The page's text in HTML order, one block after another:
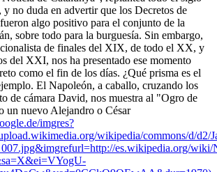
no duda en advertir que los Decretos de
algo positivo para el conjunto de la
sobre todo para la burguesía. Sin embargo,
de finales del XIX, de todo el XX, y
del XXI, nos ha presentado ese momento
como el fin de los días. ¿Qué prisma es el
El Napoleón, a caballo, cruzando los
de cámara David, nos muestra al "Ogro de
un nuevo Alejandro o César
imgres?
wikipedia/commons/d/d2/
es.wikipedia.org/